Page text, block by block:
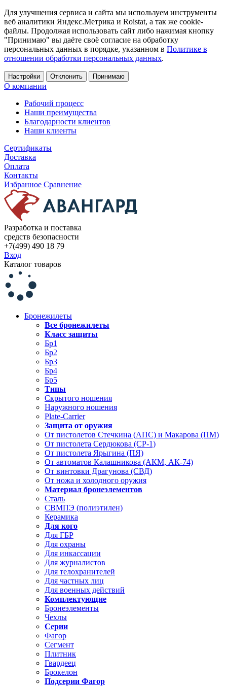
Для улучшения сервиса и сайта мы используем инструменты
веб аналитики Яндекс.Метрика и Roistat, а так же cookie-
файлы. Продолжая использовать сайт либо нажимая кнопку
"Принимаю" вы даёте своё согласие на обработку
персональных данных в порядке, указанном в Политике в
отношении обработки персональных данных.
Настройки Отклонить Принимаю
О компании
Рабочий процесс
Наши преимущества
Благодарности клиентов
Наши клиенты
Сертификаты
Доставка
Оплата
Контакты
Избранное Сравнение
Разработка и поставка
средств безопасности
+7(499) 490 18 79
Вход
Каталог товаров
Бронежилеты
Все бронежилеты
Класс защиты
Бр1
Бр2
Бр3
Бр4
Бр5
Типы
Скрытого ношения
Наружного ношения
Plate-Carrier
Защита от оружия
От пистолетов Стечкина (АПС) и Макарова (ПМ)
От пистолета Сердюкова (СР-1)
От пистолета Ярыгина (ПЯ)
От автоматов Калашникова (АКМ, АК-74)
От винтовки Драгунова (СВД)
От ножа и холодного оружия
Материал бронеэлементов
Сталь
СВМПЭ (полиэтилен)
Керамика
Для кого
Для ГБР
Для охраны
Для инкассации
Для журналистов
Для телохранителей
Для частных лиц
Для военных действий
Комплектующие
Бронеэлементы
Чехлы
Серии
Фагор
Сегмент
Плитник
Гвардеец
Брокелон
Подсерии Фагор